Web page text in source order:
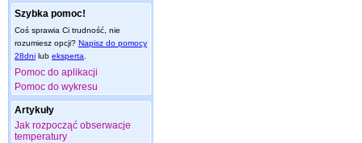
Szybka pomoc!
Coś sprawia Ci trudność, nie
rozumiesz opcji? Napisz do pomocy
28dni lub eksperta
Pomoc do aplikacji
Pomoc do wykresu
Artykuły
Jak rozpocząć obserwacje
temperatury